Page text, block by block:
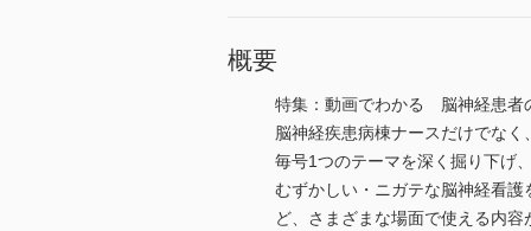
概要
特集：動画でわかる 脳神経患者
脳神経疾患病棟ナースだけでな
毎号1つのテーマを深く掘り下げ
むずかしい・ニガテな脳神経看
ど、さまざまな場面で使える内容